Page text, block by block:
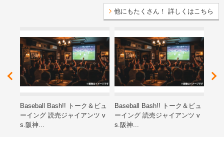
他にもたくさん！ 詳しくはこちら
Baseball Bash!! トーク＆ビュ
ーイング 読売ジャイアンツ v
s.阪神...
Baseball Bash!! トーク＆ビュ
ーイング 読売ジャイアンツ v
s.阪神...